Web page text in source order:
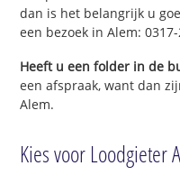
dan is het belangrijk u
een bezoek in Alem:
Heeft u een folder in de
een afspraak, want dan
Alem.
Kies voor Loodgieter